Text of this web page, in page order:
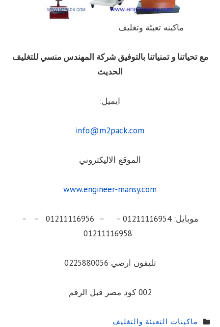
ماكينه تعبئة وتغليف
مع تحياتنا و تمنياتنا بالتوفيق شركة المهندس منسي للتغليف
الحديث
ايميل:
info@m2pack.com
الموقع الاليكتروني
www.engineer-mansy.com
موبايل: 01211116954 – – 01211116956 – –
تليفون ارضي 0225880056
002 كود مصر قبل الرقم
ماكينات التعبئة والتغليف